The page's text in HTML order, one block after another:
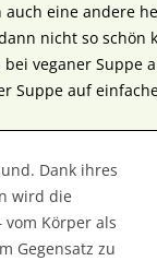
eine andere
nicht so schön
veganer Suppe
Suppe auf
Dank ihres
wird die
vom Körper als
Gegensatz zu